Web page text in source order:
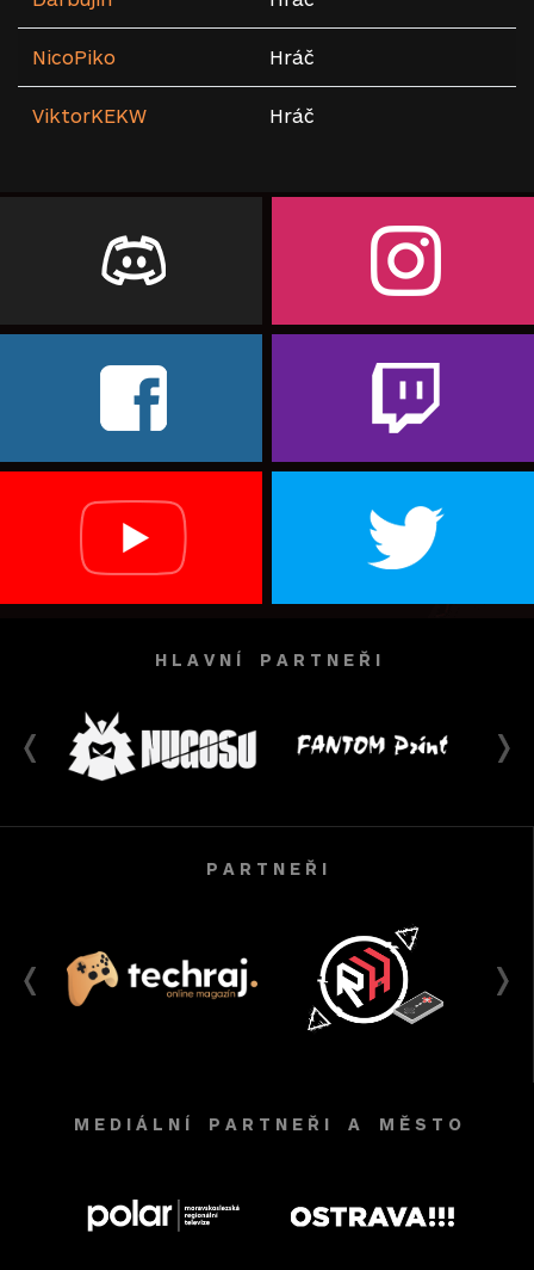
NicoPiko Hráč
ViktorKEKW Hráč
H L A V N Í P A R T N E Ř I
P A R T N E Ř I
M E D I Á L N Í P A R T N E Ř I A M Ě S T O